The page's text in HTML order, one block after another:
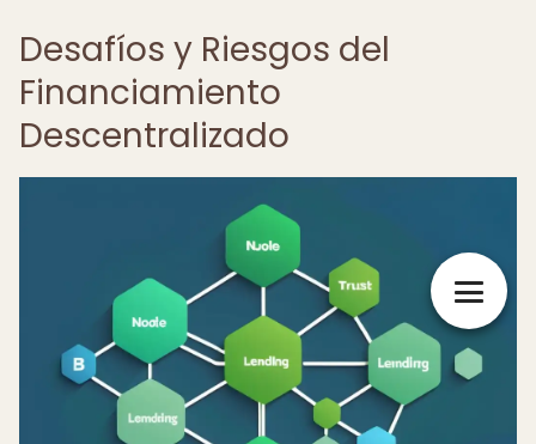
Desafíos y Riesgos del
Financiamiento
Descentralizado